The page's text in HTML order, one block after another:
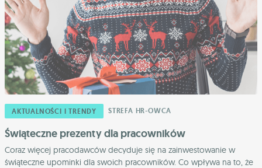
AKTUALNOŚCI I TRENDY STREFA HR-OWCA
Świąteczne prezenty dla pracowników
Coraz więcej pracodawców decyduje się na zainwestowanie w
świąteczne upominki dla swoich pracowników. Co wpływa na to, że